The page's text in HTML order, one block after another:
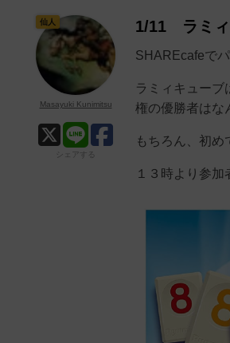
1/11 ラミィ
SHAREcafeで
ラミィキューブ
権の優勝者はな
もちろん、初め
１３時より参
仙人
Masayuki Kunimitsu
シェアする